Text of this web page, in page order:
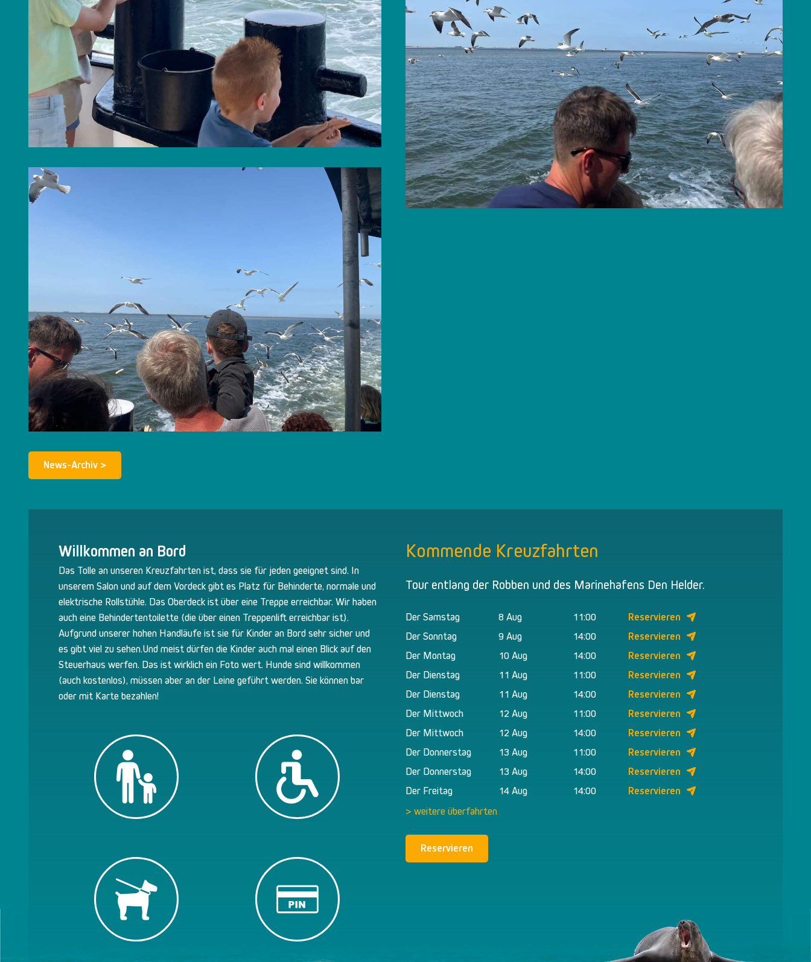
News-Archiv >
Willkommen an Bord
Das Tolle an unseren Kreuzfahrten ist, dass sie für jeden geeignet sind. In
unserem Salon und auf dem Vordeck gibt es Platz für Behinderte, normale und
elektrische Rollstühle. Das Oberdeck ist über eine Treppe erreichbar. Wir haben
auch eine Behindertentoilette (die über einen Treppenlift erreichbar ist).
Aufgrund unserer hohen Handläufe ist sie für Kinder an Bord sehr sicher und
es gibt viel zu sehen.Und meist dürfen die Kinder auch mal einen Blick auf den
Steuerhaus werfen. Das ist wirklich ein Foto wert. Hunde sind willkommen
(auch kostenlos), müssen aber an der Leine geführt werden. Sie können bar
oder mit Karte bezahlen!
Kommende Kreuzfahrten
Tour entlang der Robben und des Marinehafens Den Helder.
Der Samstag 8 Aug 11:00
Reservieren
Der Sonntag
9 Aug 14:00
Reservieren
Der Montag
10 Aug 14:00
Reservieren
Der Dienstag
11 Aug 11:00
Reservieren
Der Dienstag
11 Aug 14:00
Reservieren
Der Mittwoch
12 Aug 11:00
Reservieren
Der Mittwoch
12 Aug 14:00
Reservieren
Der Donnerstag
13 Aug 11:00
Reservieren
Der Donnerstag
13 Aug 14:00
Reservieren
Der Freitag
14 Aug 14:00
Reservieren
> weitere überfahrten
Reservieren